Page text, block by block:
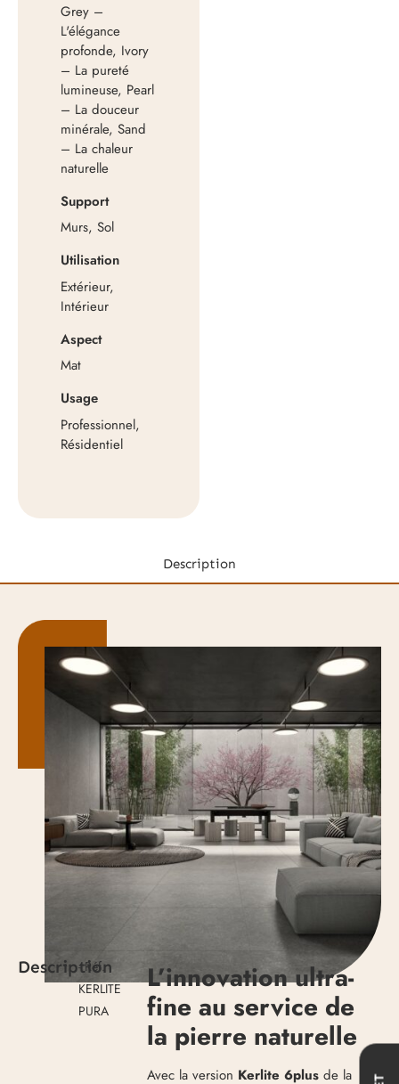
Grey –
L'élégance
profonde, Ivory
– La pureté
lumineuse, Pearl
– La douceur
minérale, Sand
– La chaleur
naturelle
Support
Murs, Sol
Utilisation
Extérieur,
Intérieur
Aspect
Mat
Usage
Professionnel,
Résidentiel
Description
Description
- Réf.
KERLITE
PURA
L’innovation ultra-
fine au service de
la pierre naturelle
Avec la version Kerlite 6plus de la